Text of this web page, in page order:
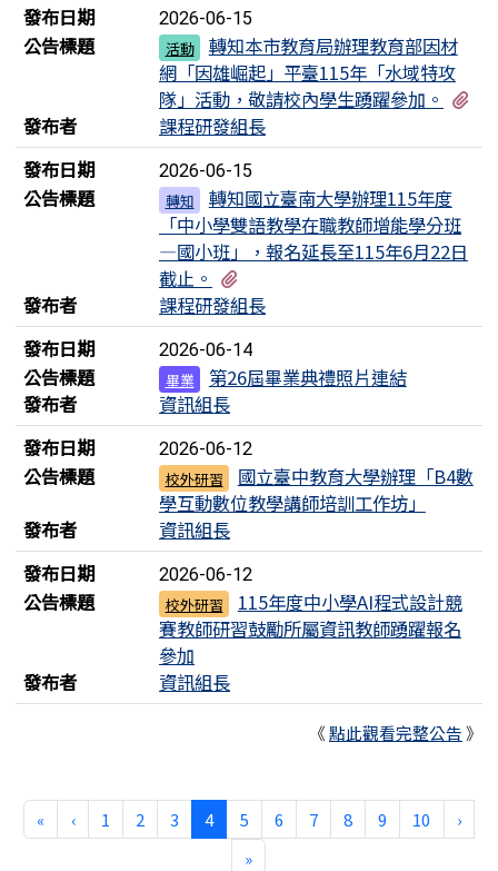
發布日期
2026-06-15
公告標題 活動
轉知本市教育局辦理教育部因材
網「因雄崛起」平臺115年「水域特攻
隊」活動，敬請校內學生踴躍參加。
發布者
課程研發組長
發布日期
2026-06-15
公告標題 轉知
轉知國立臺南大學辦理115年度
「中小學雙語教學在職教師增能學分班
—國小班」，報名延長至115年6月22日
截止。
發布者
課程研發組長
發布日期
2026-06-14
公告標題 畢業
第26屆畢業典禮照片連結
發布者
資訊組長
發布日期
2026-06-12
公告標題 校外研習
國立臺中教育大學辦理「B4數
學互動數位教學講師培訓工作坊」
發布者
資訊組長
發布日期
2026-06-12
公告標題 校外研習
115年度中小學AI程式設計競
賽教師研習鼓勵所屬資訊教師踴躍報名
參加
發布者
資訊組長
《點此觀看完整公告》
«第一頁
‹上一頁
1 2 3 4(目前頁次)
5 6 7 8 9 10 ›下一
»最後頁